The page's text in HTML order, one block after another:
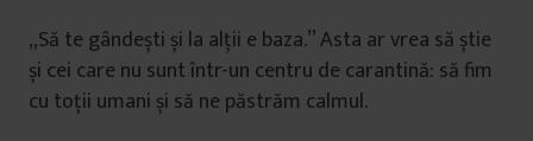
„Să te gândești și la alții e baza.” Asta ar vrea să știe
și cei care nu sunt într-un centru de carantină: să fim
cu toții umani și să ne păstrăm calmul.